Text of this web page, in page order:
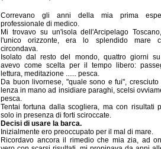
Correvano gli anni della mia prima
professionale di medico.
Mi trovavo su un'isola dell'Arcipelago
l'unico orizzonte, era lo splendido mare
circondava.
Isolato dal resto del mondo, quattro giorni
avevo come scelta per il tempo libero:
lettura, meditazione ...... pesca.
Da buon livornese, "quale sono e fui",
lenza in mano ad insidiare paraghi, scelsi
pesca.
Tentai fortuna dalla scogliera, ma con risultati
solo in presenza di forti sciroccate.
Decisi di usare la barca.
Inizialmente ero preoccupato per il mal di mare.
Ricordavo ancora il rimedio che mia zia, ad